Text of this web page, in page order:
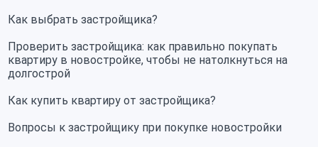
Как выбрать застройщика?
Проверить застройщика: как правильно покупать
квартиру в новостройке, чтобы не натолкнуться на
долгострой
Как купить квартиру от застройщика?
Вопросы к застройщику при покупке новостройки